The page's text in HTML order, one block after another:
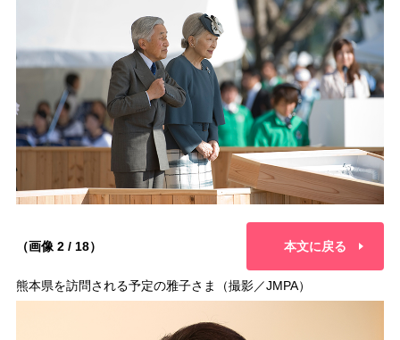
（画像 2 / 18） 本文に戻る
熊本県を訪問される予定の雅子さま（撮影／JMPA）